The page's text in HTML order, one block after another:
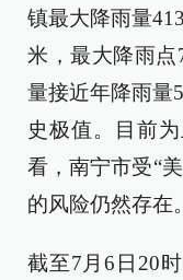
镇最大降雨量
米，最大降雨点
量接近年降雨量
史极值。目前
看，南宁市受“
的风险仍然存在。
截至7月6日20